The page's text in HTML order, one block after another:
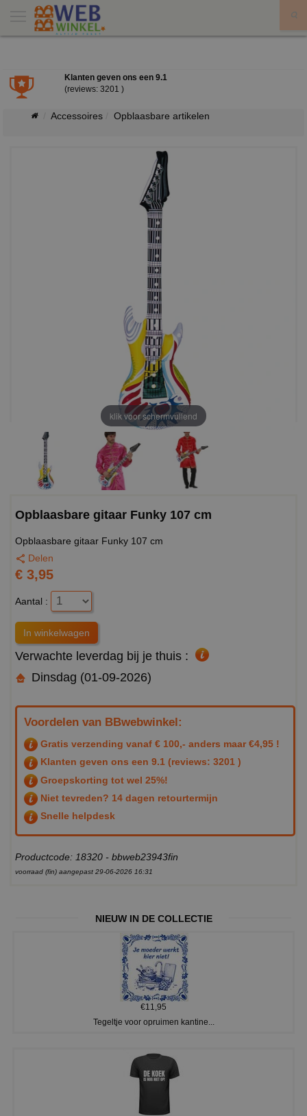
Klanten geven ons een 9.1
(reviews: 3201 )
Accessoires Opblaasbare artikelen
klik voor schermvullend
Opblaasbare gitaar Funky 107 cm
Opblaasbare gitaar Funky 107 cm
Delen
€ 3,95
Aantal :
Verwachte leverdag bij je thuis :
Dinsdag (01-09-2026)
Voordelen van BBwebwinkel:
Gratis verzending vanaf € 100,- anders maar €4,95 !
Klanten geven ons een 9.1 (reviews: 3201 )
Groepskorting tot wel 25%!
Niet tevreden? 14 dagen retourtermijn
Snelle helpdesk
Productcode: 18320 - bbweb23943fin
voorraad (fin) aangepast 29-06-2026 16:31
NIEUW IN DE COLLECTIE
€11,95
Tegeltje voor opruimen kantine...